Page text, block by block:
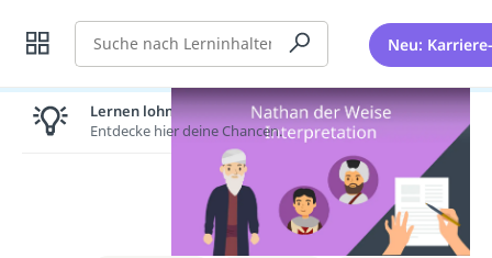
Suche Neu:
Lernen lohnt sich!
Entdecke hier deine Chancen.